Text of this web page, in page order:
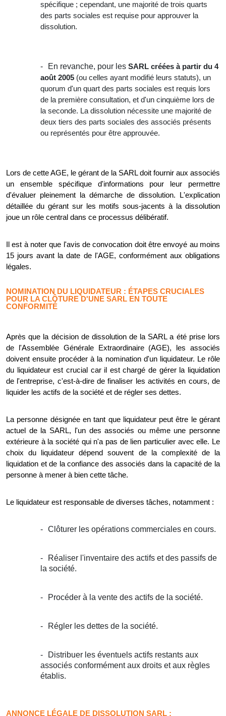
spécifique ; cependant, une majorité de trois quarts
des parts sociales est requise pour approuver la
dissolution.
En revanche, pour les SARL créées à partir du 4
août 2005 (ou celles ayant modifié leurs statuts), un
quorum d'un quart des parts sociales est requis lors
de la première consultation, et d'un cinquième lors de
la seconde. La dissolution nécessite une majorité de
deux tiers des parts sociales des associés présents
ou représentés pour être approuvée.
Lors de cette AGE, le gérant de la SARL doit fournir aux associés
un ensemble spécifique d'informations pour leur permettre
d'évaluer pleinement la démarche de dissolution. L'explication
détaillée du gérant sur les motifs sous-jacents à la dissolution
joue un rôle central dans ce processus délibératif.
Il est à noter que l'avis de convocation doit être envoyé au moins
15 jours avant la date de l'AGE, conformément aux obligations
légales.
NOMINATION DU LIQUIDATEUR : ÉTAPES CRUCIALES
POUR LA CLÔTURE D'UNE SARL EN TOUTE
CONFORMITÉ
Après que la décision de dissolution de la SARL a été prise lors
de l'Assemblée Générale Extraordinaire (AGE), les associés
doivent ensuite procéder à la nomination d'un liquidateur. Le rôle
du liquidateur est crucial car il est chargé de gérer la liquidation
de l'entreprise, c'est-à-dire de finaliser les activités en cours, de
liquider les actifs de la société et de régler ses dettes.
La personne désignée en tant que liquidateur peut être le gérant
actuel de la SARL, l'un des associés ou même une personne
extérieure à la société qui n'a pas de lien particulier avec elle. Le
choix du liquidateur dépend souvent de la complexité de la
liquidation et de la confiance des associés dans la capacité de la
personne à mener à bien cette tâche.
Le liquidateur est responsable de diverses tâches, notamment :
Clôturer les opérations commerciales en cours.
Réaliser l'inventaire des actifs et des passifs de
la société.
Procéder à la vente des actifs de la société.
Régler les dettes de la société.
Distribuer les éventuels actifs restants aux
associés conformément aux droits et aux règles
établis.
ANNONCE LÉGALE DE DISSOLUTION SARL :